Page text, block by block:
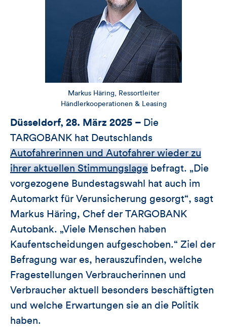
Markus Häring, Ressortleiter
Händlerkooperationen & Leasing
Düsseldorf, 28. März 2025 – Die
TARGOBANK hat Deutschlands
Autofahrerinnen und Autofahrer wieder zu
ihrer aktuellen Stimmungslage befragt. „Die
vorgezogene Bundestagswahl hat auch im
Automarkt für Verunsicherung gesorgt“, sagt
Markus Häring, Chef der TARGOBANK
Autobank. „Viele Menschen haben
Kaufentscheidungen aufgeschoben.“ Ziel der
Befragung war es, herauszufinden, welche
Fragestellungen Verbraucherinnen und
Verbraucher aktuell besonders beschäftigten
und welche Erwartungen sie an die Politik
haben.